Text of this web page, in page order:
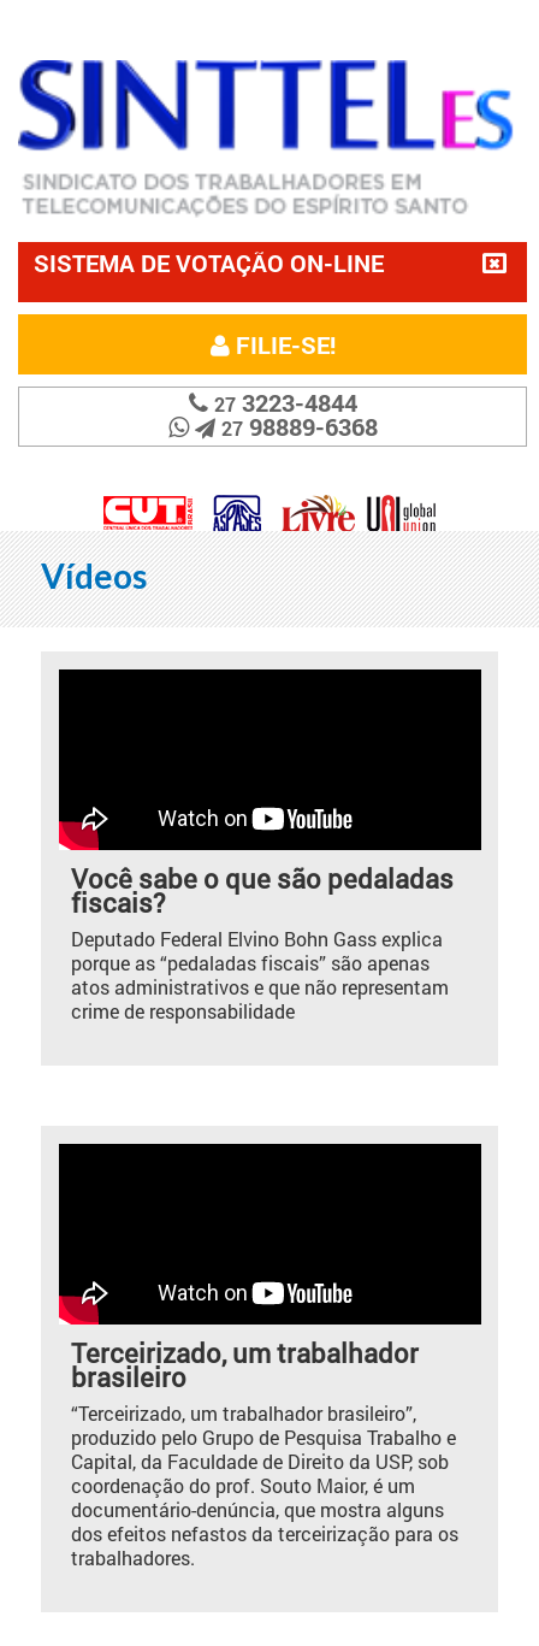
SISTEMA DE VOTAÇÃO ON-LINE
FILIE-SE!
273223-4844
2798889-6368
Vídeos
Você sabe o que são pedaladas
fiscais?
Deputado Federal Elvino Bohn Gass explica
porque as “pedaladas fiscais” são apenas
atos administrativos e que não representam
crime de responsabilidade
Terceirizado, um trabalhador
brasileiro
“Terceirizado, um trabalhador brasileiro”,
produzido pelo Grupo de Pesquisa Trabalho e
Capital, da Faculdade de Direito da USP, sob
coordenação do prof. Souto Maior, é um
documentário-denúncia, que mostra alguns
dos efeitos nefastos da terceirização para os
trabalhadores.